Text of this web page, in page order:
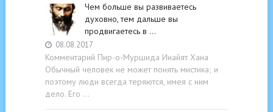
Чем больше вы развиваетесь
духовно, тем дальше вы
продвигаетесь в …
08.08.2017
Комментарий Пир-о-Муршида Инайят Хана
Обычный человек не может понять мистика; и
поэтому люди всегда теряются, имея с ним
дело. Его …